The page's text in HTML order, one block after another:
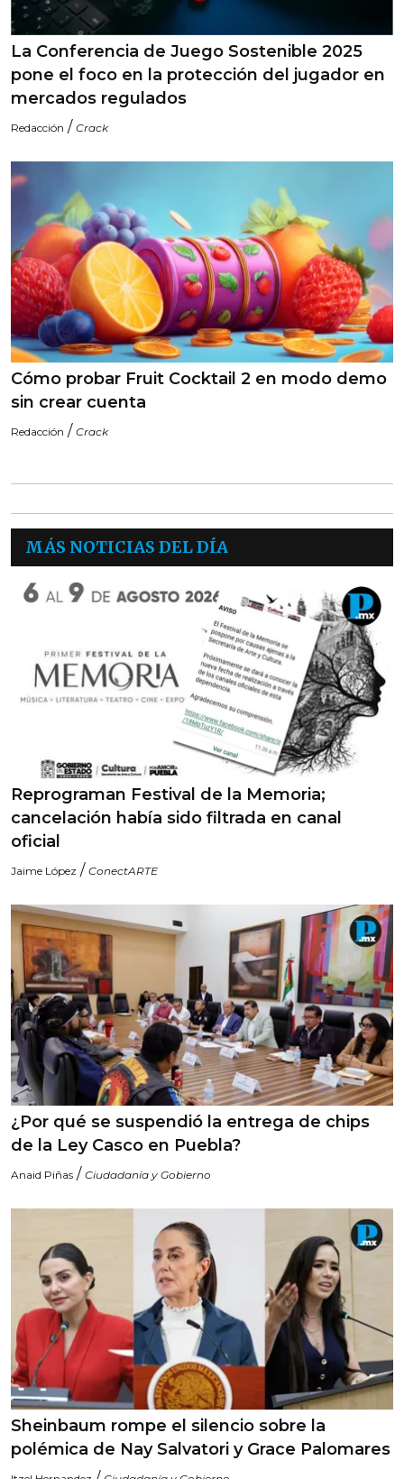
La Conferencia de Juego Sostenible 2025
pone el foco en la protección del jugador en
mercados regulados
Redacción / Crack
Cómo probar Fruit Cocktail 2 en modo demo
sin crear cuenta
Redacción / Crack
MÁS NOTICIAS DEL DÍA
Reprograman Festival de la Memoria;
cancelación había sido filtrada en canal
oficial
Jaime López / ConectARTE
¿Por qué se suspendió la entrega de chips
de la Ley Casco en Puebla?
Anaid Piñas / Ciudadanía y Gobierno
Sheinbaum rompe el silencio sobre la
polémica de Nay Salvatori y Grace Palomares